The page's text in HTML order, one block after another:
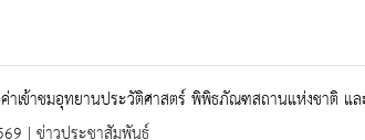
าเข้าชมอุทยานประวัติศาสตร์ พิพิธภัณฑสถานแห่งชาติ แ